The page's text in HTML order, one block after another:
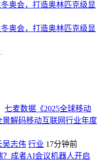
奥会，打造奥林匹克级显
奥会，打造奥林匹克级显
七麦数据《2025全球移动
解码移动互联网行业年度
吴志伟 行业 17分钟前
成者AI会议机器人开启